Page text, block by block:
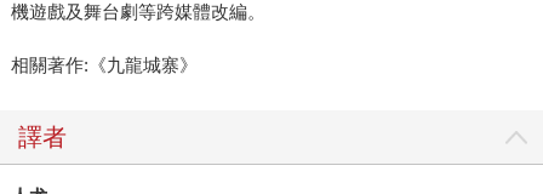
機遊戲及舞台劇等跨媒體改編。
相關著作:《九龍城寨》
譯者